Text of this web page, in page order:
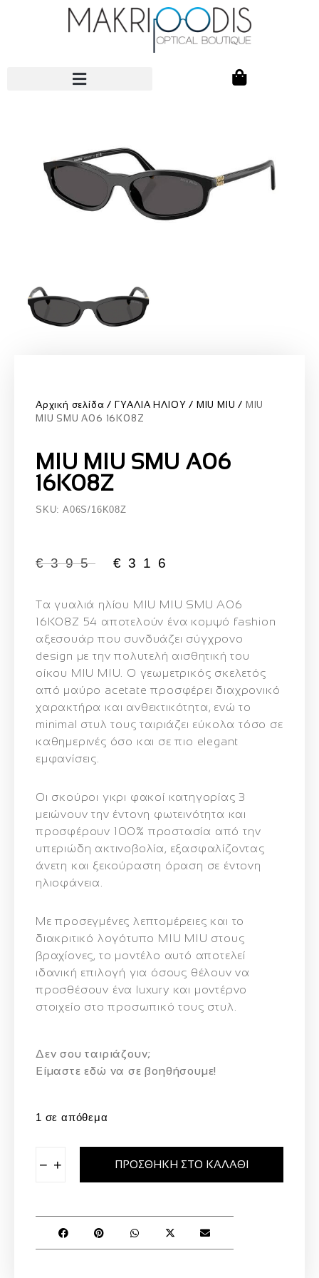
Αρχική σελίδα ΓΥΑΛΙΑ ΗΛΙΟΥ MIU MIU
MIU
MIU SMU A06 16K08Z
MIU MIU SMU A06
16K08Z
SKU: A06S/16K08Z
€395 € 316
Τα γυαλιά ηλίου MIU MIU SMU A06
16K08Z 54 αποτελούν ένα κομψό fashion
αξεσουάρ που συνδυάζει σύγχρονο
design με την πολυτελή αισθητική του
οίκου MIU MIU. Ο γεωμετρικός σκελετός
από μαύρο acetate προσφέρει διαχρονικό
χαρακτήρα και ανθεκτικότητα, ενώ το
minimal στυλ τους ταιριάζει εύκολα τόσο σε
καθημερινές όσο και σε πιο elegant
εμφανίσεις.
Οι σκούροι γκρι φακοί κατηγορίας 3
μειώνουν την έντονη φωτεινότητα και
προσφέρουν 100% προστασία από την
υπεριώδη ακτινοβολία, εξασφαλίζοντας
άνετη και ξεκούραστη όραση σε έντονη
ηλιοφάνεια.
Με προσεγμένες λεπτομέρειες και το
διακριτικό λογότυπο MIU MIU στους
βραχίονες, το μοντέλο αυτό αποτελεί
ιδανική επιλογή για όσους θέλουν να
προσθέσουν ένα luxury και μοντέρνο
στοιχείο στο προσωπικό τους στυλ.
Δεν σου ταιριάζουν;
Eίμαστε εδώ να σε βοηθήσουμε!
1 σε απόθεμα
− + ΠΡΟΣΘΉΚΗ ΣΤΟ ΚΑΛΆΘΙ